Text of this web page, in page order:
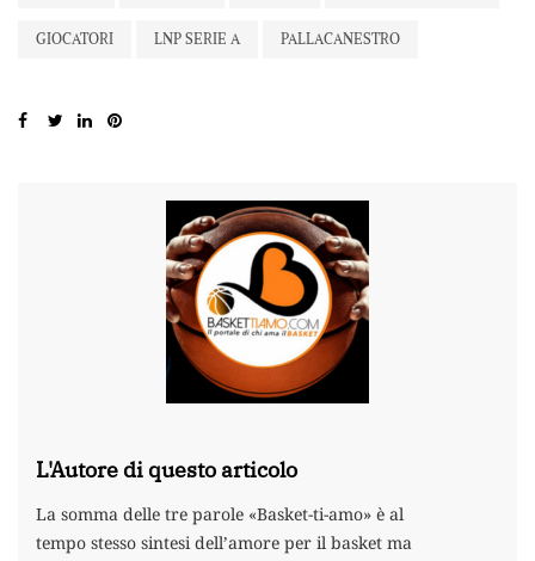
GIOCATORI LNP SERIE A PALLACANESTRO
L'Autore di questo articolo
La somma delle tre parole «Basket-ti-amo» è al
tempo stesso sintesi dell’amore per il basket ma